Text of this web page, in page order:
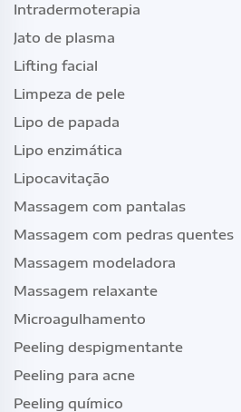
Intradermoterapia
Jato de plasma
Lifting facial
Limpeza de pele
Lipo de papada
Lipo enzimática
Lipocavitação
Massagem com pantalas
Massagem com pedras quentes
Massagem modeladora
Massagem relaxante
Microagulhamento
Peeling despigmentante
Peeling para acne
Peeling químico